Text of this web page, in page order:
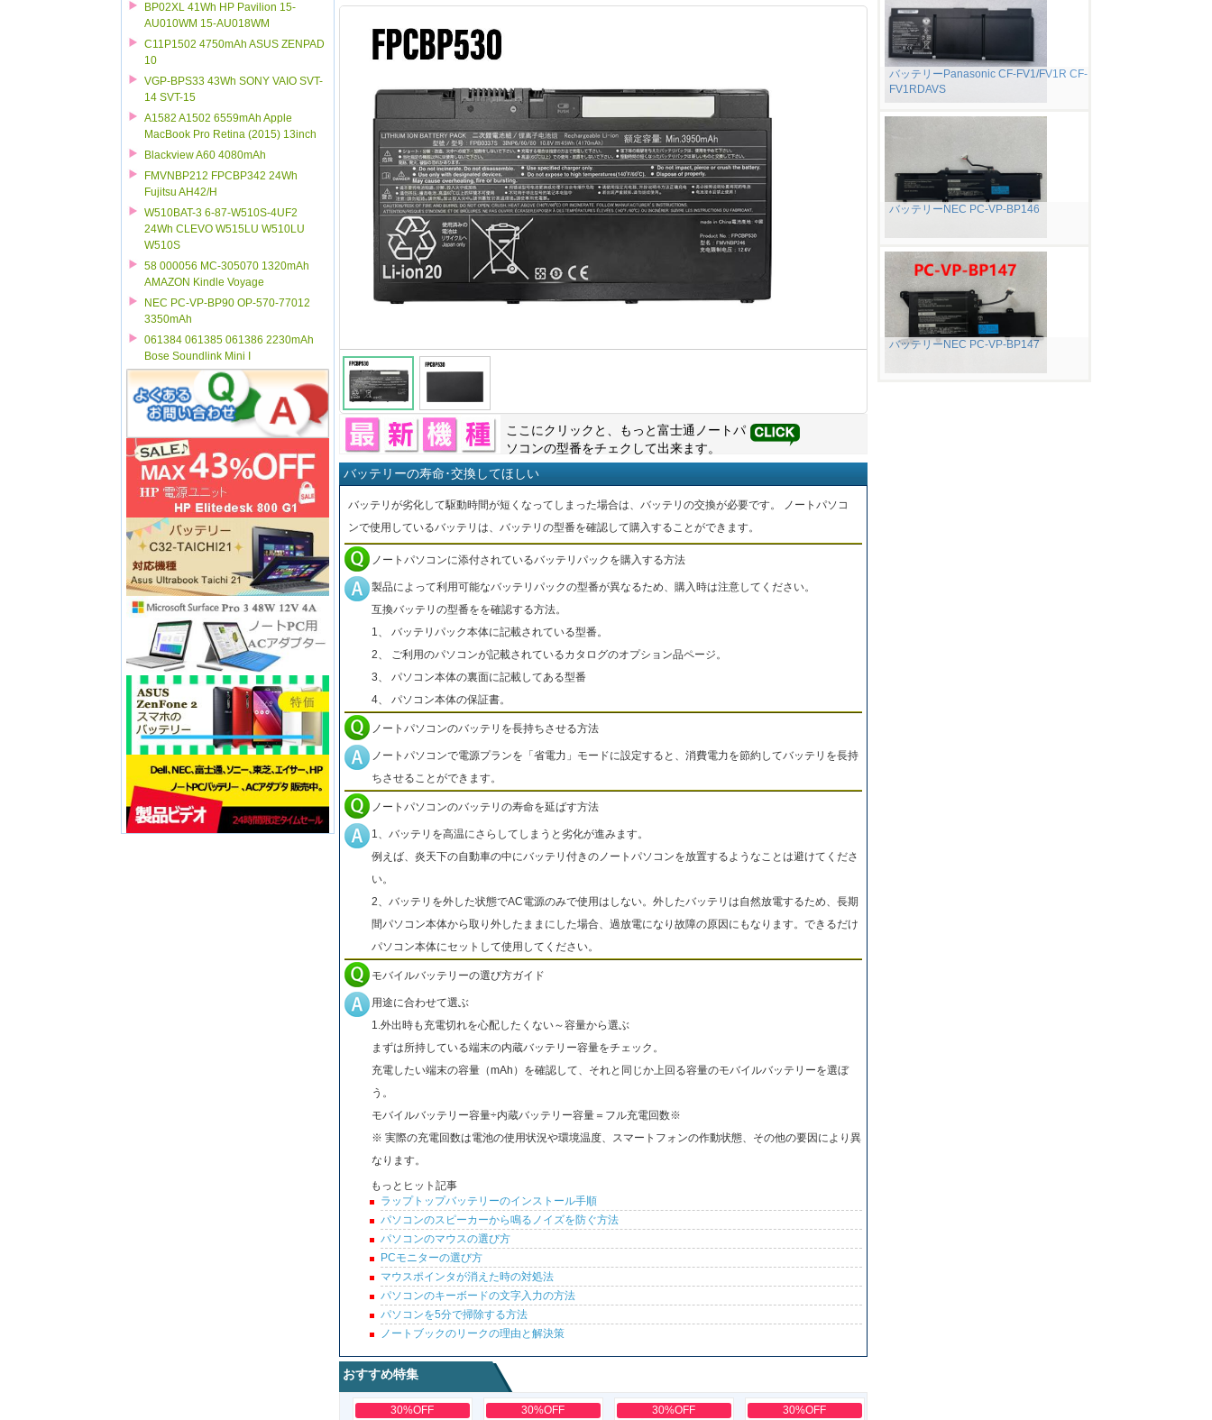
BP02XL 41Wh HP Pavilion 15-
AU010WM 15-AU018WM
C11P1502 4750mAh ASUS ZENPAD
10
VGP-BPS33 43Wh SONY VAIO SVT-
14 SVT-15
A1582 A1502 6559mAh Apple
MacBook Pro Retina (2015) 13inch
Blackview A60 4080mAh
FMVNBP212 FPCBP342 24Wh
Fujitsu AH42/H
W510BAT-3 6-87-W510S-4UF2
24Wh CLEVO W515LU W510LU
W510S
58 000056 MC-305070 1320mAh
AMAZON Kindle Voyage
NEC PC-VP-BP90 OP-570-77012
3350mAh
061384 061385 061386 2230mAh
Bose Soundlink Mini I
ここにクリックと、もっと富士通 ノートパ
ソコンの型番をチェクして出来ます。
バッテリーの寿命･交換してほしい
バッテリが劣化して駆動時間が短くなってしまった場合は、バッテリの交換が必要です。 ノートパソコ
ンで使用しているバッテリは、バッテリの型番を確認して購入することができます。
ノートパソコンに添付されているバッテリパックを購入する方法
製品によって利用可能なバッテリパックの型番が異なるため、購入時は注意してください。
互換バッテリの型番をを確認する方法。
1、 バッテリパック本体に記載されている型番。
2、 ご利用のパソコンが記載されているカタログのオプション品ページ。
3、 パソコン本体の裏面に記載してある型番
4、 パソコン本体の保証書。
ノートパソコンのバッテリを長持ちさせる方法
ノートパソコンで電源プランを「省電力」モードに設定すると、消費電力を節約してバッテリを長持
ちさせることができます。
ノートパソコンのバッテリの寿命を延ばす方法
1、バッテリを高温にさらしてしまうと劣化が進みます。
例えば、炎天下の自動車の中にバッテリ付きのノートパソコンを放置するようなことは避けてくださ
い。
2、バッテリを外した状態でAC電源のみで使用はしない。外したバッテリは自然放電するため、長期
間パソコン本体から取り外したままにした場合、過放電になり故障の原因にもなります。できるだけ
パソコン本体にセットして使用してください。
モバイルバッテリーの選び方ガイド
用途に合わせて選ぶ
1.外出時も充電切れを心配したくない～容量から選ぶ
まずは所持している端末の内蔵バッテリー容量をチェック。
充電したい端末の容量（mAh）を確認して、それと同じか上回る容量のモバイルバッテリーを選ぼ
う。
モバイルバッテリー容量÷内蔵バッテリー容量＝フル充電回数※
※ 実際の充電回数は電池の使用状況や環境温度、スマートフォンの作動状態、その他の要因により異
なります。
もっとヒット記事
ラップトップバッテリーのインストール手順
パソコンのスピーカーから鳴るノイズを防ぐ方法
パソコンのマウスの選び方
PCモニターの選び方
マウスポインタが消えた時の対処法
パソコンのキーボードの文字入力の方法
パソコンを5分で掃除する方法
ノートブックのリークの理由と解決策
おすすめ特集
30%OFF 30%OFF 30%OFF 30%OFF
バッテリーPanasonic CF-FV1/FV1R CF-
FV1RDAVS
バッテリーNEC PC-VP-BP146
バッテリーNEC PC-VP-BP147